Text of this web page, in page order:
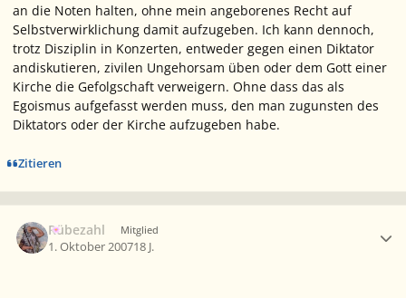
an die Noten halten, ohne mein angeborenes Recht auf
Selbstverwirklichung damit aufzugeben. Ich kann dennoch,
trotz Disziplin in Konzerten, entweder gegen einen Diktator
andiskutieren, zivilen Ungehorsam üben oder dem Gott einer
Kirche die Gefolgschaft verweigern. Ohne dass das als
Egoismus aufgefasst werden muss, den man zugunsten des
Diktators oder der Kirche aufzugeben habe.
Zitieren
Rübezahl Mitglied
1. Oktober 200718 J.